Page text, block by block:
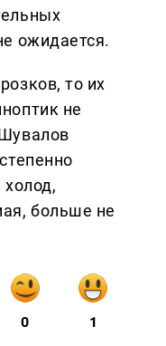
ожидается.
то их
не
холод,
больше не
0 1